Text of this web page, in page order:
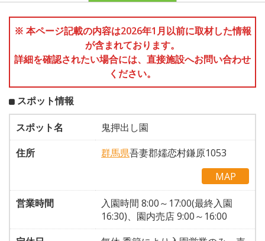
※ 本ページ記載の内容は2026年1月以前に取材した情報
が含まれております。
詳細を確認されたい場合には、直接施設へお問い合わせ
ください。
スポット情報
スポット名
鬼押出し園
住所
群馬県吾妻郡嬬恋村鎌原1053
MAP
営業時間
入園時間 8:00～17:00(最終入園
16:30)、園内売店 9:00～16:00